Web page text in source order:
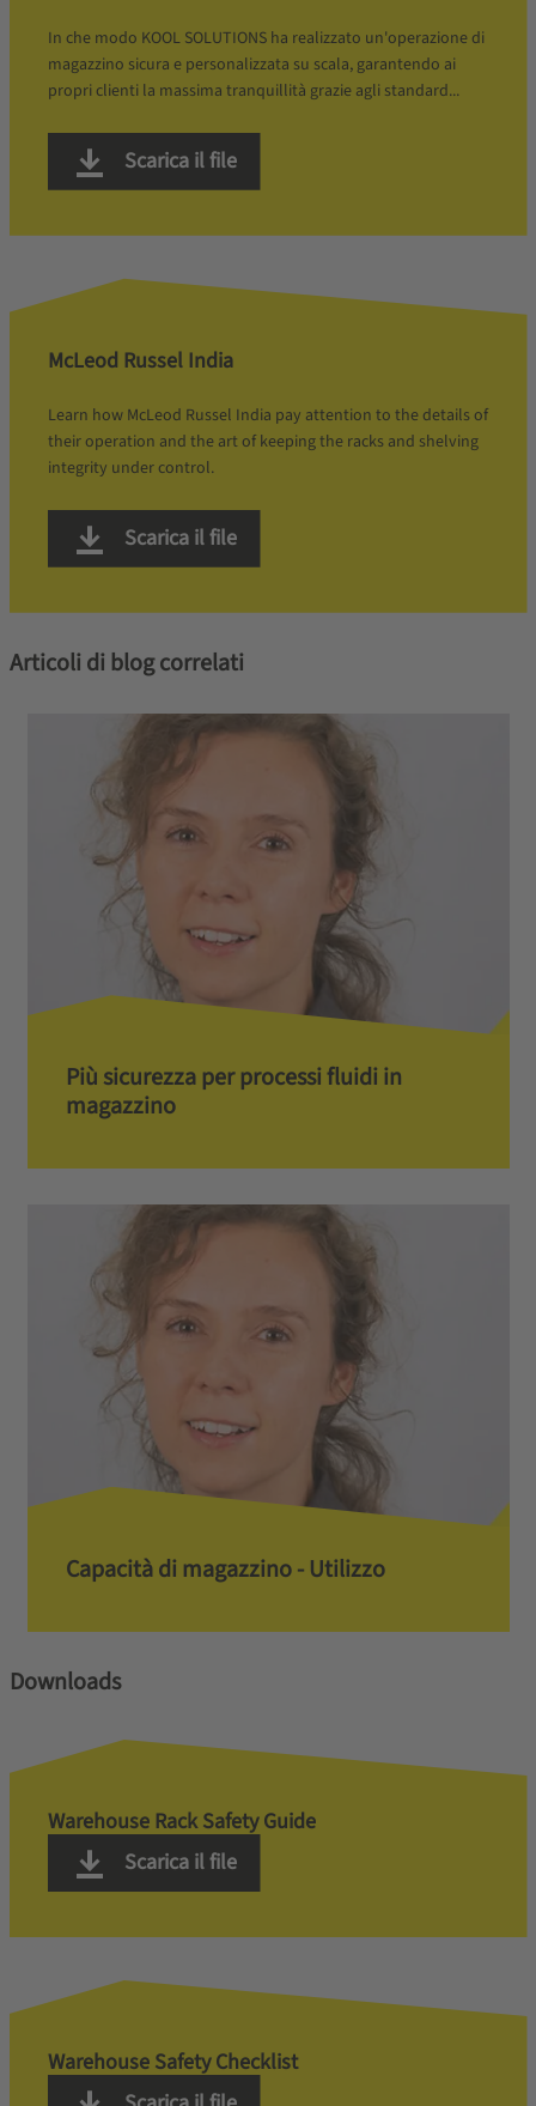
In che modo KOOL SOLUTIONS ha realizzato un'operazione di
magazzino sicura e personalizzata su scala, garantendo ai
propri clienti la massima tranquillità grazie agli standard...
Scarica il file
McLeod Russel India
Learn how McLeod Russel India pay attention to the details of
their operation and the art of keeping the racks and shelving
integrity under control.
Scarica il file
Articoli di blog correlati
Più sicurezza per processi fluidi in
magazzino
Capacità di magazzino - Utilizzo
Downloads
Warehouse Rack Safety Guide
Scarica il file
Warehouse Safety Checklist